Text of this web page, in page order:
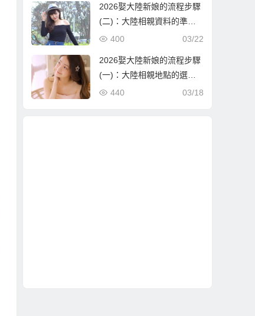
2026娶大陸新娘的流程步驟
(二)：大陸相親資料的準備
與報名確認！
03/22
400
2026娶大陸新娘的流程步驟
(一)：大陸相親地點的選
擇！
03/18
440